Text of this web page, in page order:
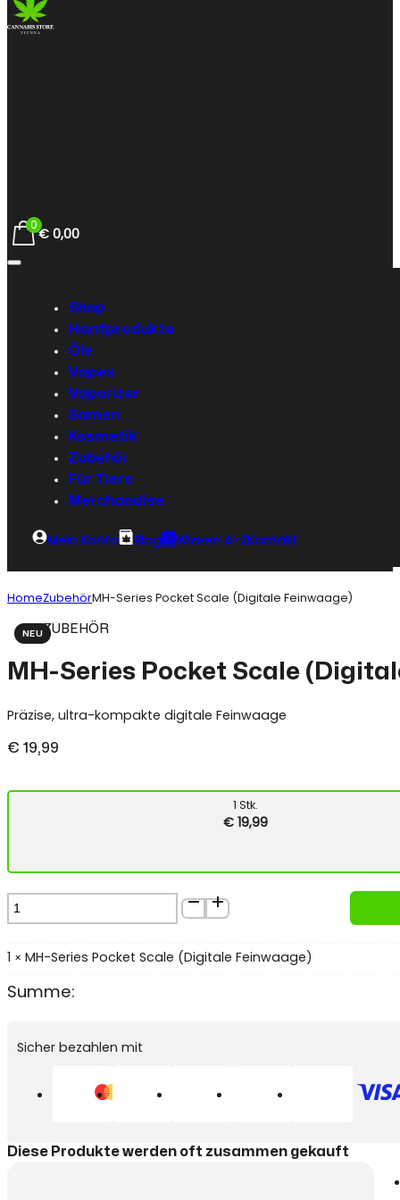
€ 0,00
0
Shop
Hanfprodukte
Öle
Vapes
Vaporizer
Samen
Kosmetik
Zubehör
Für Tiere
Merchandise
Mein Konto Blog Wissen A-ZKontakt
HomeZubehörMH-Series Pocket Scale (Digitale Feinwaage)
NEU ZUBEHÖR
MH-Series Pocket Scale
Präzise, ultra-kompakte digitale Feinwaage
€ 19,99
1 Stk.
€19,99
MH-
Series
Scale
Feinwaage)
1 × MH-Series Pocket Scale (Digitale Feinwaage)
Summe:
Sicher bezahlen mit
Diese Produkte werden oft zusammen gekauft